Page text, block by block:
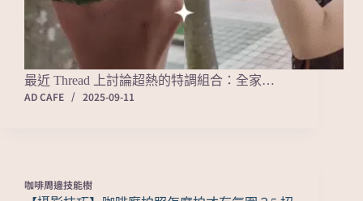
最近 Thread 上討論超熱的特調組合：全家…
AD CAFE
2025-09-11
咖啡周邊技能樹